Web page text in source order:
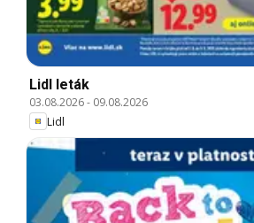
Lidl leták
03.08.2026- 09.08.2026
Lidl